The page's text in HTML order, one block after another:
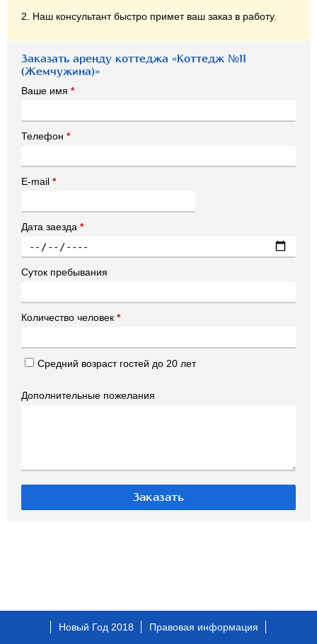
2. Наш консультант быстро примет ваш заказ в работу.
Заказать аренду коттеджа «Коттедж №11
(Жемчужина)»
Ваше имя *
Телефон *
E-mail *
Дата заезда *
Суток пребывания
Количество человек *
Средний возраст гостей до 20 лет
Дополнительные пожелания
Новый Год 2018 Правовая информация